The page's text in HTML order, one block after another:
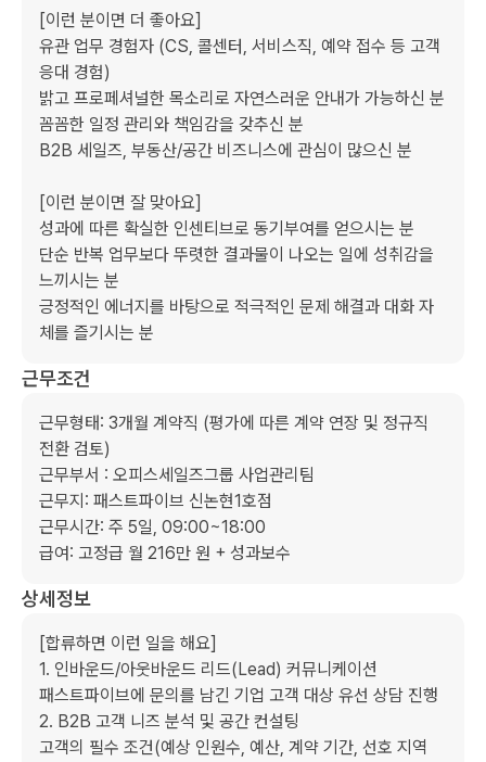
[이런 분이면 더 좋아요]
유관 업무 경험자 (CS, 콜센터, 서비스직, 예약 접수 등 고객
응대 경험)
밝고 프로페셔널한 목소리로 자연스러운 안내가 가능하신 분
꼼꼼한 일정 관리와 책임감을 갖추신 분
B2B 세일즈, 부동산/공간 비즈니스에 관심이 많으신 분
[이런 분이면 잘 맞아요]
성과에 따른 확실한 인센티브로 동기부여를 얻으시는 분
단순 반복 업무보다 뚜렷한 결과물이 나오는 일에 성취감을
느끼시는 분
긍정적인 에너지를 바탕으로 적극적인 문제 해결과 대화 자
체를 즐기시는 분
근무조건
근무형태: 3개월 계약직 (평가에 따른 계약 연장 및 정규직
전환 검토)
근무부서 : 오피스세일즈그룹 사업관리팀
근무지: 패스트파이브 신논현1호점
근무시간: 주 5일, 09:00~18:00
급여: 고정급 월 216만 원 + 성과보수
상세정보
[합류하면 이런 일을 해요]
1. 인바운드/아웃바운드 리드(Lead) 커뮤니케이션
패스트파이브에 문의를 남긴 기업 고객 대상 유선 상담 진행
2. B2B 고객 니즈 분석 및 공간 컨설팅
고객의 필수 조건(예상 인원수, 예산, 계약 기간, 선호 지역